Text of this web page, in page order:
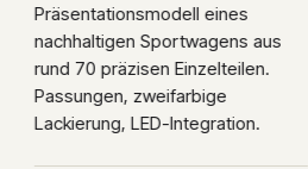
Präsentationsmodell eines
nachhaltigen Sportwagens aus
rund 70 präzisen Einzelteilen.
Passungen, zweifarbige
Lackierung, LED-Integration.